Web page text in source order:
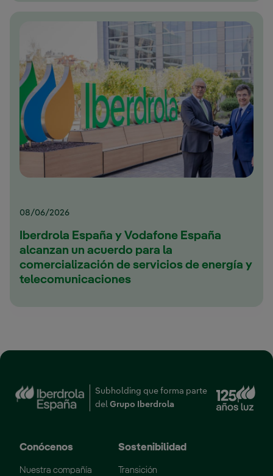
08/06/2026
Iberdrola España y Vodafone España
alcanzan un acuerdo para la
comercialización de servicios de energía y
telecomunicaciones
Subholding que forma parte
del Grupo Iberdrola
Conócenos
Nuestra compañía
Sostenibilidad
Transición